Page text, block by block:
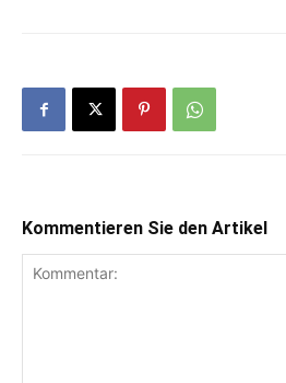
Kommentieren Sie den Artikel